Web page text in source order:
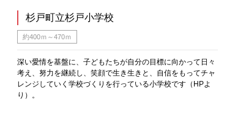
杉戸町立杉戸小学校
約400ｍ～470ｍ
深い愛情を基盤に、子どもたちが自分の目標に向かって日々
考え、努力を継続し、笑顔で生き生きと、自信をもってチャ
レンジしていく学校づくりを行っている小学校です（HPよ
り）。